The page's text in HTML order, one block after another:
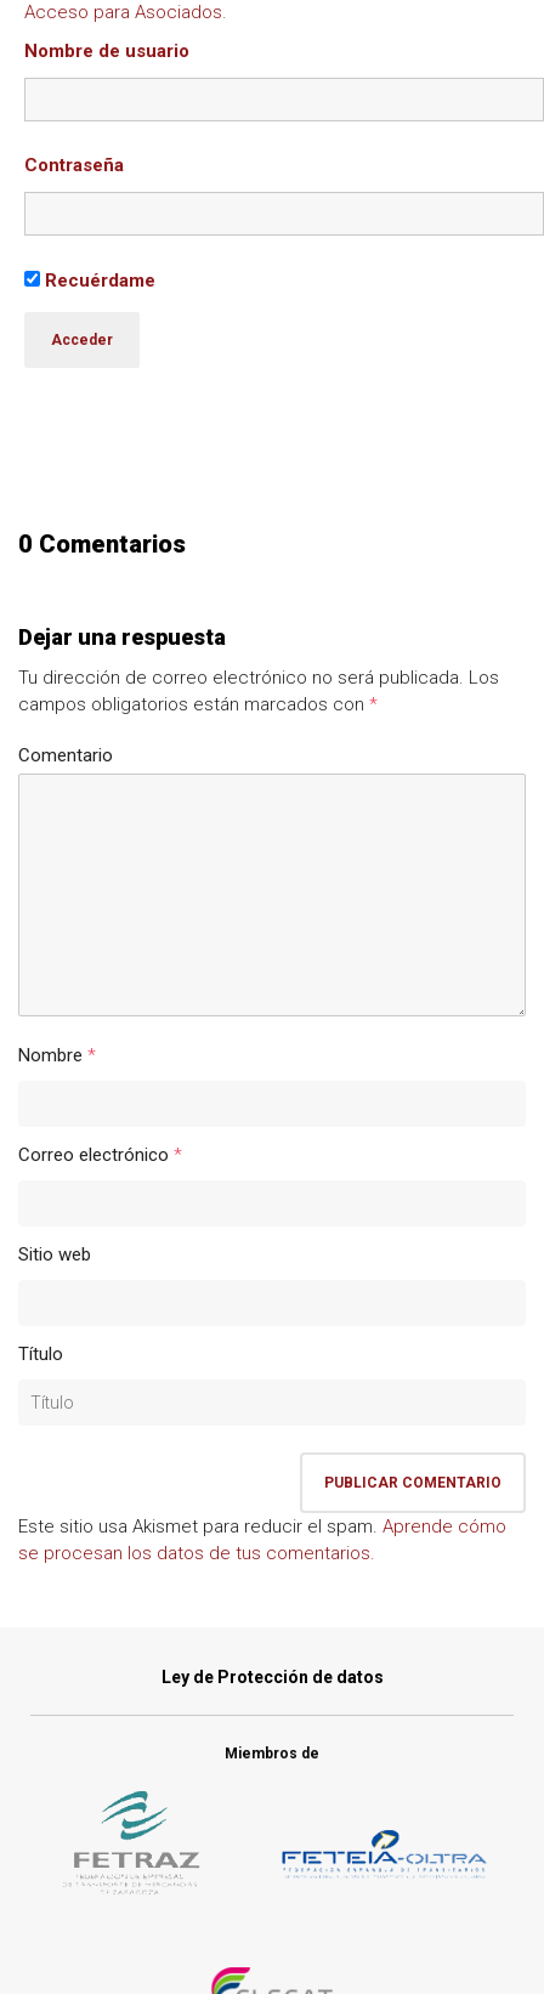
Acceso para Asociados.
Nombre de usuario
Contraseña
Recuérdame
0 Comentarios
Dejar una respuesta
Tu dirección de correo electrónico no será publicada. Los
campos obligatorios están marcados con *
Comentario
Nombre *
Correo electrónico *
Sitio web
Título
Este sitio usa Akismet para reducir el spam. Aprende cómo
se procesan los datos de tus comentarios.
Ley de Protección de datos
Miembros de